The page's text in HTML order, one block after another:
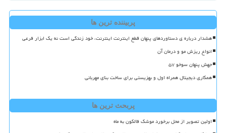
پربیننده ترین ها
هشدار درباره ی دستاوردهای پنهان قطع اینترنت اینترنت، خود زندگی است نه یک ابزار فرعی
انواع ریزش مو و درمان آن
جهش پنهان سوخو ۵۷
همکاری دیجیتال همراه اول و بهزیستی برای ساخت بنای مهربانی
پربحث ترین ها
اولین تصویر از محل برخورد موشک فالکون به ماه